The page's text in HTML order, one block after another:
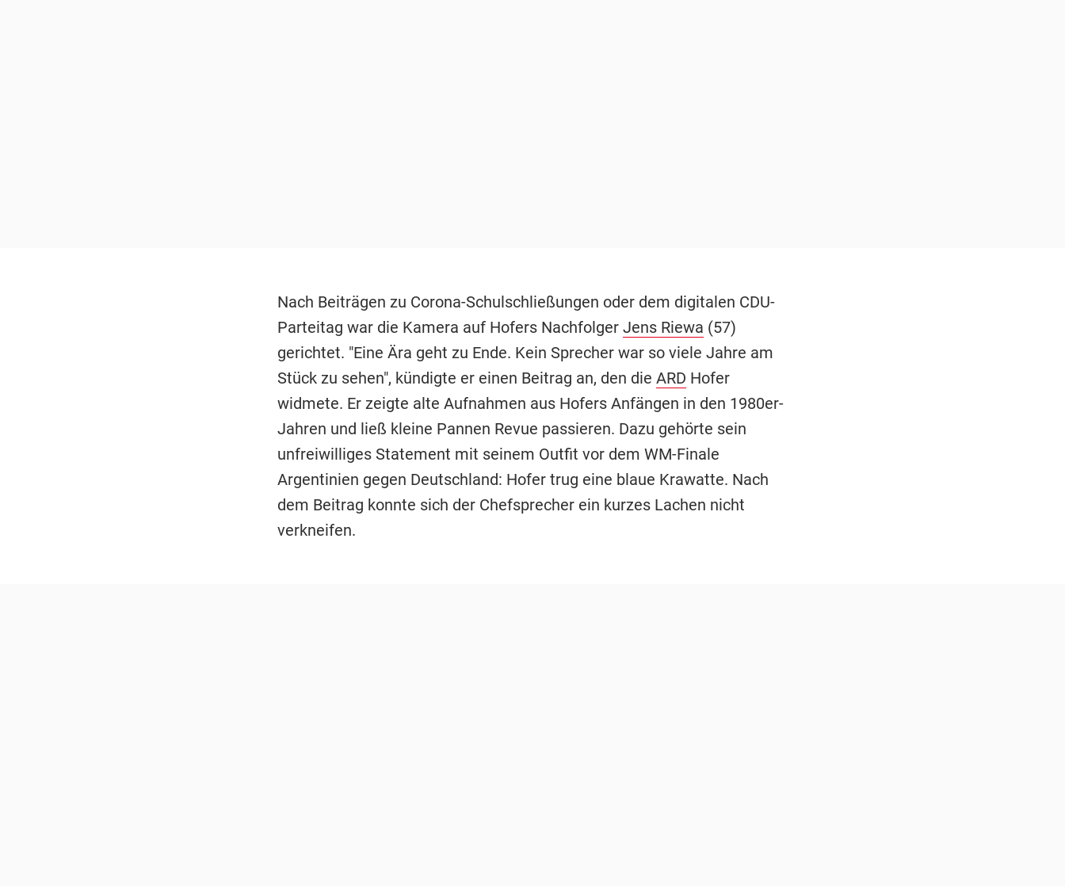
Nach Beiträgen zu Corona-Schulschließungen oder dem digitalen CDU-
Parteitag war die Kamera auf Hofers Nachfolger Jens Riewa (57)
gerichtet. "Eine Ära geht zu Ende. Kein Sprecher war so viele Jahre am
Stück zu sehen", kündigte er einen Beitrag an, den die ARD Hofer
widmete. Er zeigte alte Aufnahmen aus Hofers Anfängen in den 1980er-
Jahren und ließ kleine Pannen Revue passieren. Dazu gehörte sein
unfreiwilliges Statement mit seinem Outfit vor dem WM-Finale
Argentinien gegen Deutschland: Hofer trug eine blaue Krawatte. Nach
dem Beitrag konnte sich der Chefsprecher ein kurzes Lachen nicht
verkneifen.